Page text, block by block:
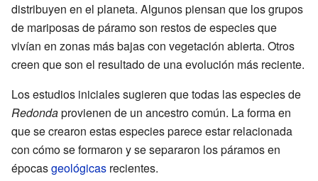
distribuyen en el planeta. Algunos piensan que los grupos
de mariposas de páramo son restos de especies que
vivían en zonas más bajas con vegetación abierta. Otros
creen que son el resultado de una evolución más reciente.
Los estudios iniciales sugieren que todas las especies de
Redondaprovienen de un ancestro común. La forma en
que se crearon estas especies parece estar relacionada
con cómo se formaron y se separaron los páramos en
épocasgeológicas recientes.